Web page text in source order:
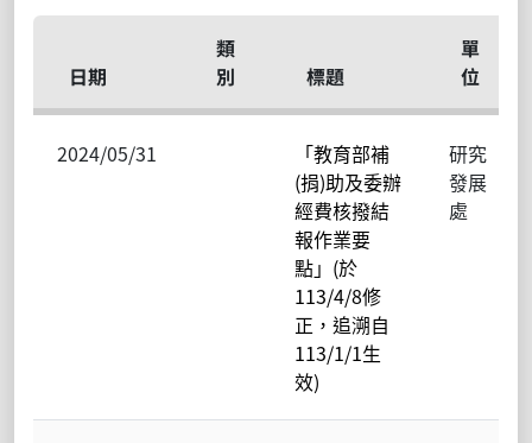
日期
類
別
標題
單
位
2024/05/31
「教育部補
(捐)助及委辦
經費核撥結
報作業要
點」(於
113/4/8修
正，追溯自
113/1/1生
效)
研究
發展
處